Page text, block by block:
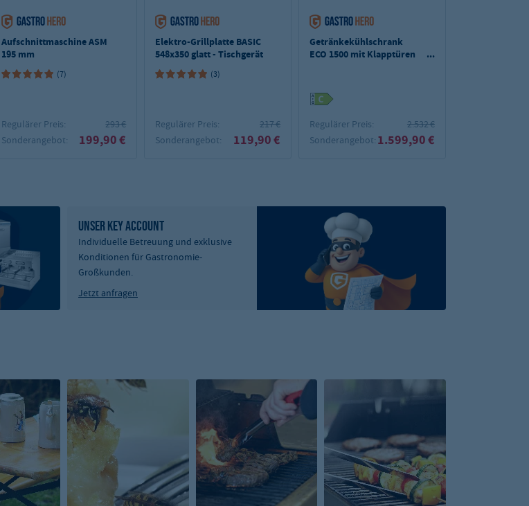
Aufschnittmaschine ASM
195 mm
(7)
Regulärer Preis:
293 €
Sonderangebot:
199,90 €
Elektro-Grillplatte BASIC
548x350 glatt - Tischgerät
(3)
Regulärer Preis:
217 €
Sonderangebot:
119,90 €
Getränkekühlschrank
ECO 1500 mit Klapptüren
Regulärer Preis:
2.532 €
Sonderangebot: 1.599,90 €
UNSER KEY ACCOUNT
Individuelle Betreuung und exklusive
Konditionen für Gastronomie-
Großkunden.
Jetzt anfragen